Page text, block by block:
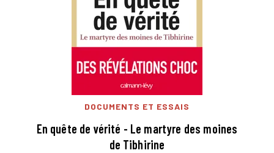
DOCUMENTS ET ESSAIS
En quête de vérité - Le martyre des moines
de Tibhirine